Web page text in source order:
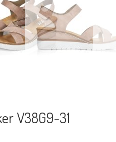
V38G9-31